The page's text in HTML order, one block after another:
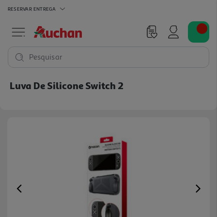
RESERVAR ENTREGA
Pesquisar
Luva De Silicone Switch 2
Previous